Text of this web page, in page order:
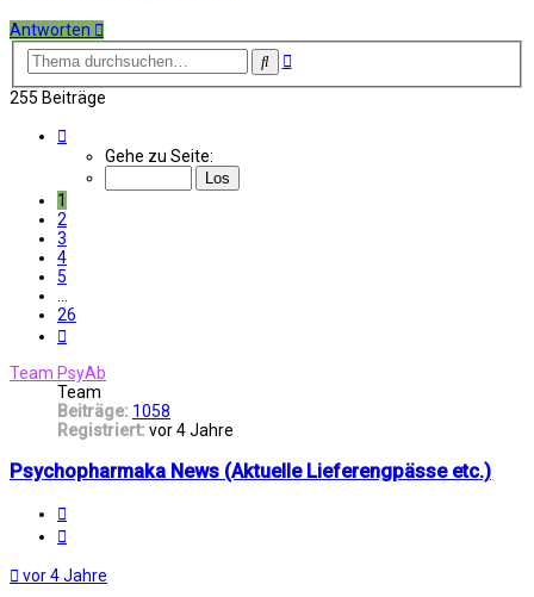
Antworten
SucheErweiterte
255 Beiträge
26
Gehe zu Seite:
1
2
3
4
5
26
Team PsyAb
Team
Beiträge: 1058
Registriert: vor 4 Jahre
Psychopharmaka News (Aktuelle Lieferengpässe etc.)
vor 4 Jahre